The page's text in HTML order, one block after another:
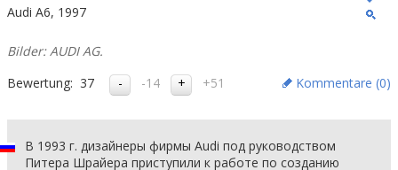
Audi A6, 1997
Bilder: AUDI AG.
Bewertung: 37 -14 +51 Kommentare (0)
В 1993 г. дизайнеры фирмы Audi под руководством
Питера Шрайера приступили к работе по созданию